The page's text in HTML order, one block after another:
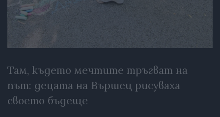
Там, където мечтите тръгват на
път: децата на Вършец рисуваха
своето бъдеще